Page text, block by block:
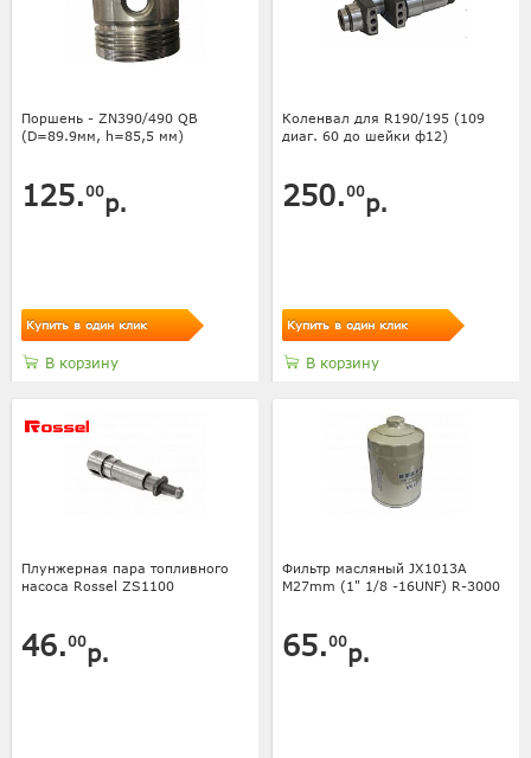
Поршень - ZN390/490 QB
(D=89.9мм, h=85,5 мм)
125.00р.
Купить в один клик
В корзину
Коленвал для R190/195 (109
диаг. 60 до шейки ф12)
250.00р.
Купить в один клик
В корзину
Плунжерная пара топливного
насоса Rossel ZS1100
46.00р.
Фильтр масляный JX1013A
M27mm (1" 1/8 -16UNF) R-3000
65.00р.